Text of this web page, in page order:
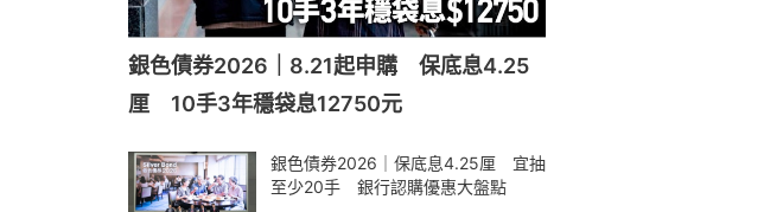
銀色債券2026｜8.21起申購 保底息4.25
厘 10手3年穩袋息12750元
銀色債券2026｜保底息4.25厘 宜抽
至少20手 銀行認購優惠大盤點